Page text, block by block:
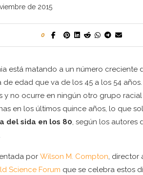
de 2015
0
está matando a un número creciente
de edad que va de los 45 a los 54
y no ocurre en ningún otro grupo
en los últimos quince años, lo que
del sida en los 80, según los autores
por Wilson M. Compton, director
Science Forum que se celebra estos